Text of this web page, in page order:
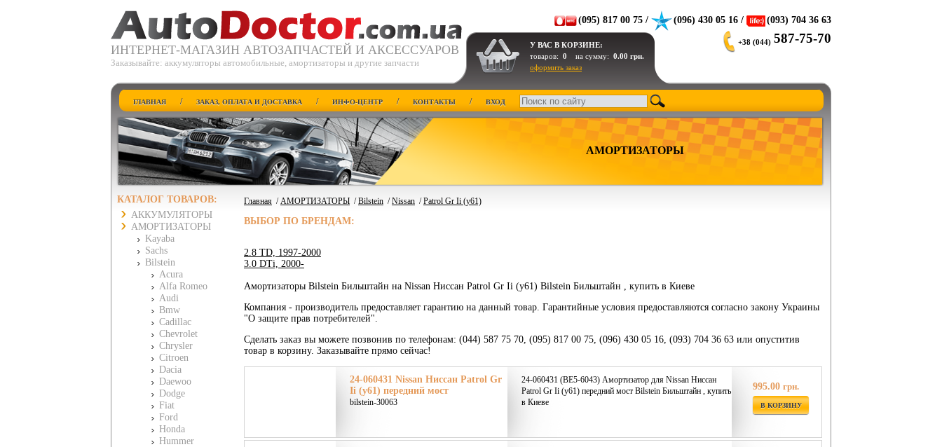
ИНТЕРНЕТ-МАГАЗИН АВТОЗАПЧАСТЕЙ И АКСЕССУАРОВ
Заказывайте: аккумуляторы автомобильные, амортизаторы и другие запчасти
(095) 817 00 75 / (096) 430 05 16 / (093) 704 36 63
У ВАС В КОРЗИНЕ:
товаров: 0 на сумму: 0.00 грн.
оформить заказ
+38 (044) 587-75-70
ГЛАВНАЯ / ЗАКАЗ, ОПЛАТА И ДОСТАВКА / ИНФО-ЦЕНТР / КОНТАКТЫ / ВХОД
АМОРТИЗАТОРЫ
КАТАЛОГ ТОВАРОВ:
АККУМУЛЯТОРЫ
АМОРТИЗАТОРЫ
Kayaba
Sachs
Bilstein
Acura
Alfa Romeo
Audi
Bmw
Cadillac
Chevrolet
Chrysler
Citroen
Dacia
Daewoo
Dodge
Fiat
Ford
Honda
Hummer
Главная /АМОРТИЗАТОРЫ /Bilstein /Nissan /Patrol Gr Ii (y61)
ВЫБОР ПО БРЕНДАМ:
2.8 TD, 1997-2000
3.0 DTi, 2000-
Амортизаторы Bilstein Бильштайн на Nissan Ниссан Patrol Gr Ii (y61) Bilstein Бильштайн , купить в Киеве
Компания - производитель предоставляет гарантию на данный товар. Гарантийные условия предоставляются согласно закону Украины
"О защите прав потребителей".
Сделать заказ вы можете позвонив по телефонам: (044) 587 75 70, (095) 817 00 75, (096) 430 05 16, (093) 704 36 63 или опуститив
товар в корзину. Заказывайте прямо сейчас!
24-060431 Nissan Ниссан Patrol Gr
Ii (y61) передний мост
bilstein-30063
24-060431 (BE5-6043) Амортизатор для Nissan Ниссан
Patrol Gr Ii (y61) передний мост Bilstein Бильштайн , купить
в Киеве
995.00 грн.
В КОРЗИНУ